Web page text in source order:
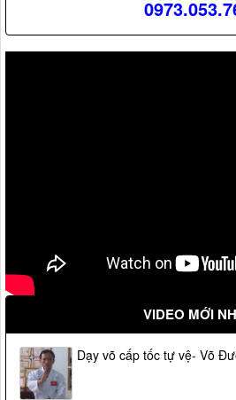
VIDEO MỚI
Dạy võ cấp tốc tự vệ- Võ